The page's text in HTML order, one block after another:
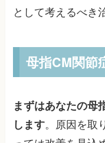
として考えるべき
母指CM関節
まずはあなたの母
します。原因を取